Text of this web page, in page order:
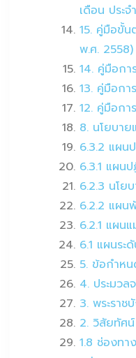
เดือน ประ
15. คู่มือขั้
พ.ศ.
14. คู่มือก
13. คู่มือกา
12. คู่มือกา
8. นโยบา
6.3.2 แผน
6.3.1 แผน
6.2.3 นโย
6.2.2 แผน
6.2.1 แผน
6.1 แผนร
5. ข้อกำห
4. ประมวล
3. พระรา
2. วิสัยทัศ
1.8 ช่องทา